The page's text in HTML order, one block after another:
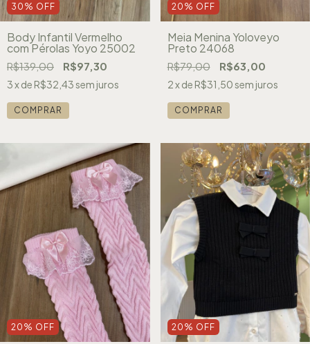
30 % OFF
Body Infantil Vermelho
com Pérolas Yoyo 25002
R$139,00 R$97,30
3x de R$32,43sem juros
COMPRAR
20 % OFF
Meia Menina Yoloveyo
Preto 24068
R$79,00 R$63,00
2x de R$31,50sem juros
COMPRAR
20 % OFF 20 % OFF